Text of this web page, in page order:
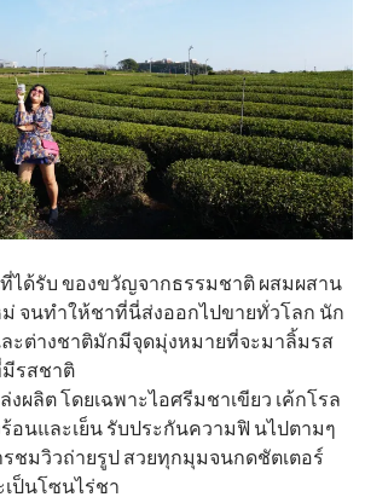
ที่ได้รับ ของขวัญจากธรรมชาติ ผสมผสาน
จนทำให้ชาที่นี่ส่งออกไปขายทั่วโลก นัก
ละต่างชาติมักมีจุดมุ่งหมายที่จะมาลิ้มรส
รสชาติ
ผลิต โดยเฉพาะไอศรีมชาเขียว เค้กโรล
อนและเย็น รับประกันความฟิ นไปตามๆ
ชมวิวถ่ายรูป สวยทุกมุมจนกดชัตเตอร์
ป็นโซนไร่ชา